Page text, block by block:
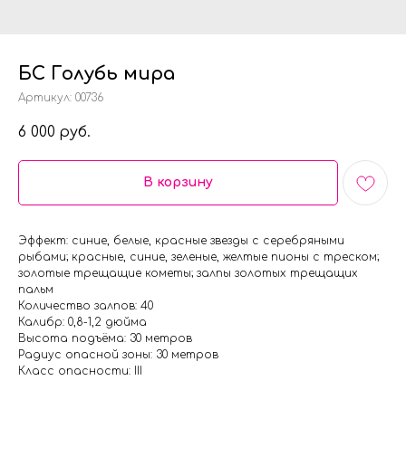
БС Голубь мира
Артикул: 00736
6 000 руб.
В корзину
Эффект: синие, белые, красные звезды с серебряными
рыбами; красные, синие, зеленые, желтые пионы с треском;
золотые трещащие кометы; залпы золотых трещащих
пальм
Количество залпов: 40
Калибр: 0,8-1,2 дюйма
Высота подъёма: 30 метров
Радиус опасной зоны: 30 метров
Класс опасности: III